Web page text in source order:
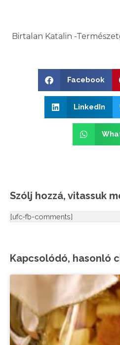
Birtalan Katalin -
Facebook
LinkedIn
Szólj hozzá, vitassuk
[ufc-fb-comments]
Kapcsolódó, hasonló